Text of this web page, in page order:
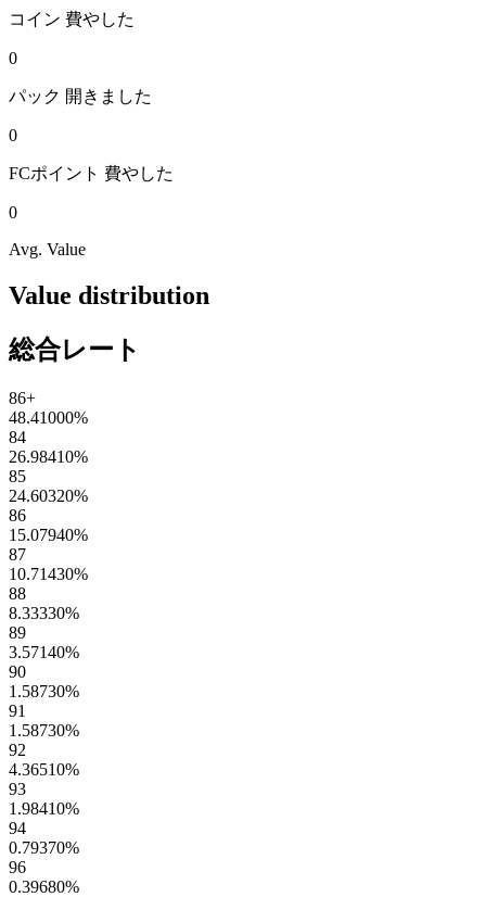
コイン 費やした
0
パック 開きました
0
FCポイント 費やした
0
Avg. Value
Value distribution
総合レート
86+
48.41000%
84
26.98410%
85
24.60320%
86
15.07940%
87
10.71430%
88
8.33330%
89
3.57140%
90
1.58730%
91
1.58730%
92
4.36510%
93
1.98410%
94
0.79370%
96
0.39680%